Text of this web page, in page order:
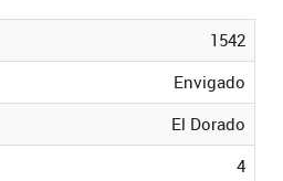
1542
Envigado
El Dorado
4